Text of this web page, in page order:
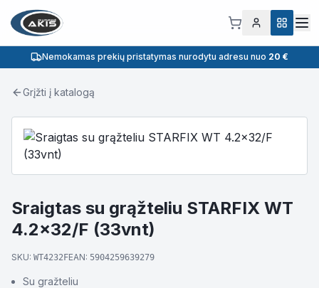
Nemokamas prekių pristatymas nurodytu adresu nuo 20 €
Grįžti į katalogą
Sraigtas su grąžteliu STARFIX WT
4.2x32/F (33vnt)
SKU: WT4232FEAN: 5904259639279
Su gražteliu